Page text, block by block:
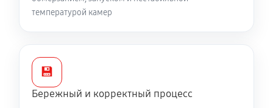
температурой камер
💾
Бережный и корректный процесс